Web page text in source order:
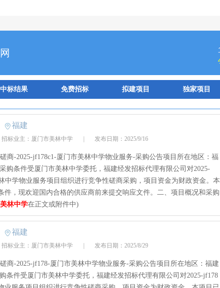
中标结果 免费招标 拟建项目 独家项目
福建
标业主：厦门市美林中学 发布日期：2025/9/16
商-2025-jf178c1-厦门市美林中学物业服务-采购公告项目所在地区：福
购条件受厦门市美林中学委托，福建经发招标代理有限公司对2025-
中学物业服务项目组织进行竞争性磋商采购，项目资金为财政资金。本
件，现欢迎国内合格的供应商前来提交响应文件。二、项目概况和采购
林中学在正文或附件中)
福建
标业主：厦门市美林中学 发布日期：2025/8/29
商-2025-jf178-厦门市美林中学物业服务-采购公告项目所在地区：福建
条件受厦门市美林中学委托，福建经发招标代理有限公司对2025-jf178